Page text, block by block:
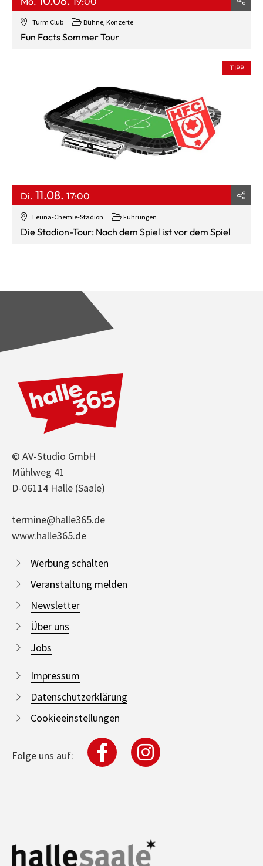
Turm Club Bühne, Konzerte
Fun Facts Sommer Tour
Leuna-Chemie-Stadion Führungen
TIPP
Di. 11.08. 17:00
Die Stadion-Tour: Nach dem Spiel ist vor dem Spiel
© AV-Studio GmbH
Mühlweg 41
D-06114 Halle (Saale)
termine@halle365.de
www.halle365.de
Werbung schalten
Veranstaltung melden
Newsletter
Über uns
Jobs
Impressum
Datenschutzerklärung
Cookieeinstellungen
Folge uns auf: